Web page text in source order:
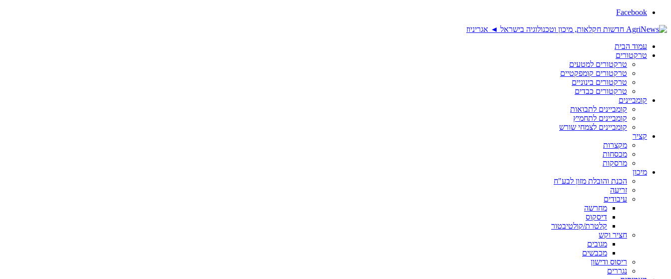
Facebook
עמוד הבית
טרקטורים
טרקטורים למטעים
טרקטורים קומפקטיים
טרקטורים בינוניים
טרקטורים כבדים
קומביינים
קומביינים לתבואות
קומביינים לתחמיץ
קומביינים לצמחי שורש
קציר
מקצרות
מכסחות
מרסקות
מיכון
הכנת והובלת מזון לבע"ח
זריעה
עיבודים
מחרשה
דיסקוס
קלטרת/קולטיבטור
חציר וקש
מגובים
מכבשים
ריסוס ודישון
נגררים